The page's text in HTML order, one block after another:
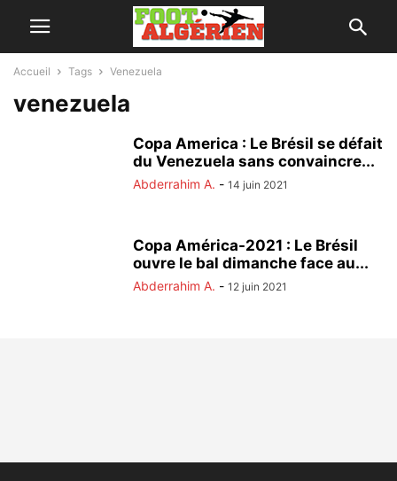
Accueil Tags Venezuela
venezuela
Copa America : Le Brésil se défait
du Venezuela sans convaincre...
Abderrahim A. - 14 juin 2021
Copa América-2021 : Le Brésil
ouvre le bal dimanche face au...
Abderrahim A. - 12 juin 2021